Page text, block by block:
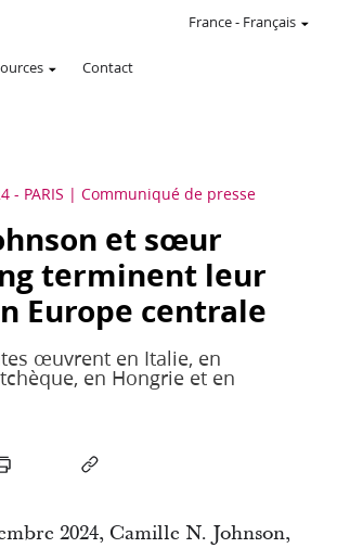
Contact
France- Français
- PARIS Communiqué de presse
et sœur
terminent leur
Europe centrale
œuvrent en Italie, en
en Hongrie et en
2024, Camille N. Johnson,